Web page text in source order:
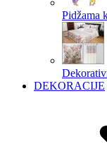
Pidžama
DEKORACIJE